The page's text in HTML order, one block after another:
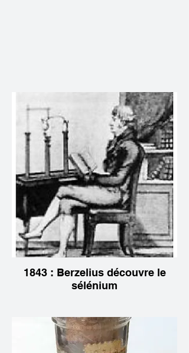
1843 : Berzelius découvre le
sélénium